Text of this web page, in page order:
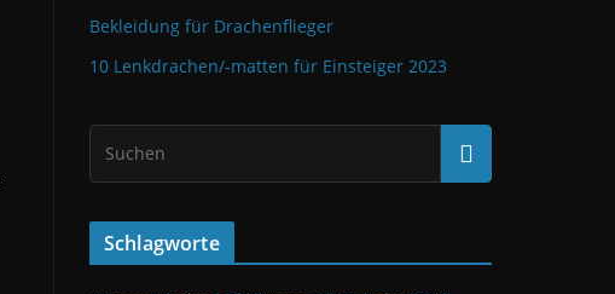
Bekleidung für Drachenflieger
10 Lenkdrachen/-matten für Einsteiger 2023
Schlagworte